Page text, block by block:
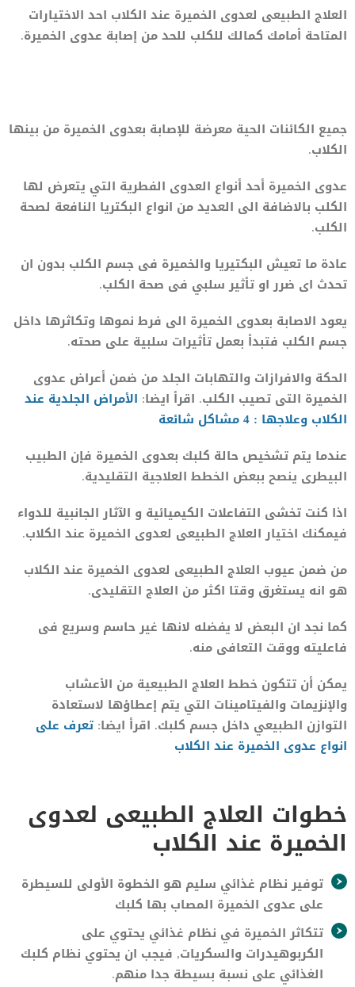
العلاج الطبيعى لعدوى الخميرة عند الكلاب احد الاختيارات
المتاحة أمامك كمالك للكلب للحد من إصابة عدوى الخميرة.
جميع الكائنات الحية معرضة للإصابة بعدوى الخميرة من بينها
الكلاب.
عدوى الخميرة أحد أنواع العدوى الفطرية التي يتعرض لها
الكلب بالاضافة الى العديد من انواع البكتريا النافعة لصحة
الكلب.
عادة ما تعيش البكتيريا والخميرة فى جسم الكلب بدون ان
تحدث اى ضرر او تأثير سلبي فى صحة الكلب.
يعود الاصابة بعدوى الخميرة الى فرط نموها وتكاثرها داخل
جسم الكلب فتبدأ بعمل تأثيرات سلبية على صحته.
الحكة والافرازات والتهابات الجلد من ضمن أعراض عدوى
الخميرة التى تصيب الكلب. اقرأ ايضا: الأمراض الجلدية عند
الكلاب وعلاجها : 4 مشاكل شائعة
عندما يتم تشخيص حالة كلبك بعدوى الخميرة فإن الطبيب
البيطرى ينصح ببعض الخطط العلاجية التقليدية.
اذا كنت تخشى التفاعلات الكيميائية و الآثار الجانبية للدواء
فيمكنك اختيار العلاج الطبيعى لعدوى الخميرة عند الكلاب.
من ضمن عيوب العلاج الطبيعى لعدوى الخميرة عند الكلاب
هو انه يستغرق وقتا اكثر من العلاج التقليدى.
كما نجد ان البعض لا يفضله لانها غير حاسم وسريع فى
فاعليته ووقت التعافى منه.
يمكن أن تتكون خطط العلاج الطبيعية من الأعشاب
والإنزيمات والفيتامينات التي يتم إعطاؤها لاستعادة
التوازن الطبيعي داخل جسم كلبك. اقرأ ايضا: تعرف على
انواع عدوى الخميرة عند الكلاب
خطوات العلاج الطبيعى لعدوى
الخميرة عند الكلاب
توفير نظام غذائي سليم هو الخطوة الأولى للسيطرة
على عدوى الخميرة المصاب بها كلبك
تتكاثر الخميرة في نظام غذائي يحتوي على
الكربوهيدرات والسكريات, فيجب ان يحتوي نظام كلبك
الغذائي على نسبة بسيطة جدا منهم.